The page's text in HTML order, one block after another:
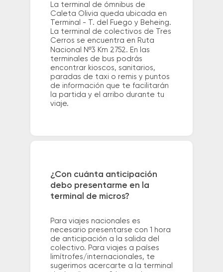
La terminal de ómnibus de
Caleta Olivia queda ubicada en
Terminal - T. del Fuego y Beheing.
La terminal de colectivos de Tres
Cerros se encuentra en Ruta
Nacional Nº3 Km 2752. En las
terminales de bus podrás
encontrar kioscos, sanitarios,
paradas de taxi o remis y puntos
de información que te facilitarán
la partida y el arribo durante tu
viaje.
¿Con cuánta anticipación
debo presentarme en la
terminal de micros?
Para viajes nacionales es
necesario presentarse con 1 hora
de anticipación a la salida del
colectivo. Para viajes a países
limítrofes/internacionales, te
sugerimos acercarte a la terminal